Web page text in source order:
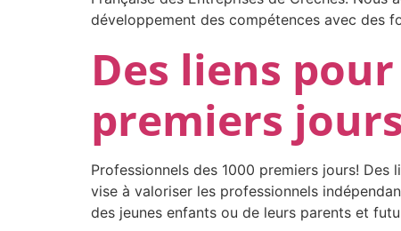
développement des compétences avec des
Des liens
premiers jours
Professionnels des 1000 premiers jours!
vise à valoriser les professionnels
des jeunes enfants ou de leurs parents et